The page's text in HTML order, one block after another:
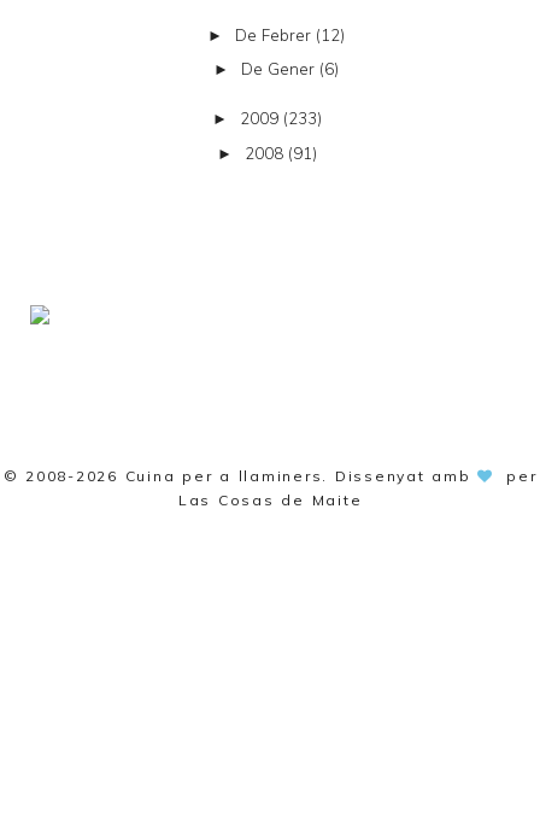
► De Febrer (12)
► De Gener (6)
► 2009 (233)
► 2008 (91)
© 2008-2026 Cuina per a llaminers . Dissenyat amb
per
Las Cosas de Maite